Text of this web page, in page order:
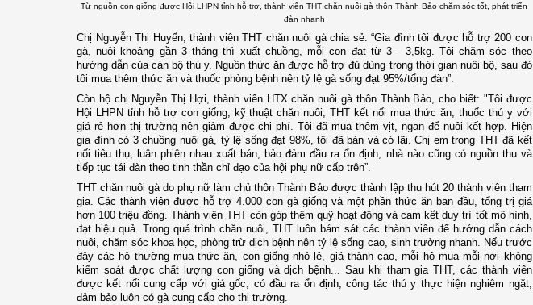
Từ nguồn con giống được Hội LHPN tỉnh hỗ trợ, thành viên THT chăn nuôi gà thôn Thành Bảo chăm sóc tốt, phát triển
đàn nhanh
Chị Nguyễn Thị Huyến, thành viên THT chăn nuôi gà chia sẻ: “Gia đình tôi được hỗ trợ 200 con
gà, nuôi khoảng gần 3 tháng thì xuất chuồng, mỗi con đạt từ 3 - 3,5kg. Tôi chăm sóc theo
hướng dẫn của cán bộ thú y. Nguồn thức ăn được hỗ trợ đủ dùng trong thời gian nuôi bộ, sau đó
tôi mua thêm thức ăn và thuốc phòng bệnh nên tỷ lệ gà sống đạt 95%/tổng đàn”.
Còn hộ chị Nguyễn Thị Hợi, thành viên HTX chăn nuôi gà thôn Thành Bảo, cho biết: "Tôi được
Hội LHPN tỉnh hỗ trợ con giống, kỹ thuật chăn nuôi; THT kết nối mua thức ăn, thuốc thú y với
giá rẻ hơn thị trường nên giảm được chi phí. Tôi đã mua thêm vịt, ngan để nuôi kết hợp. Hiện
gia đình có 3 chuồng nuôi gà, tỷ lệ sống đạt 98%, tôi đã bán và có lãi. Chị em trong THT đã kết
nối tiêu thụ, luân phiên nhau xuất bán, bảo đảm đầu ra ổn định, nhà nào cũng có nguồn thu và
tiếp tục tái đàn theo tinh thần chỉ đạo của hội phụ nữ cấp trên”.
THT chăn nuôi gà do phụ nữ làm chủ thôn Thành Bảo được thành lập thu hút 20 thành viên tham
gia. Các thành viên được hỗ trợ 4.000 con gà giống và một phần thức ăn ban đầu, tổng trị giá
hơn 100 triệu đồng. Thành viên THT còn góp thêm quỹ hoạt động và cam kết duy trì tốt mô hình,
đạt hiệu quả. Trong quá trình chăn nuôi, THT luôn bám sát các thành viên để hướng dẫn cách
nuôi, chăm sóc khoa học, phòng trừ dịch bệnh nên tỷ lệ sống cao, sinh trưởng nhanh. Nếu trước
đây các hộ thường mua thức ăn, con giống nhỏ lẻ, giá thành cao, mỗi hộ mua mỗi nơi không
kiểm soát được chất lượng con giống và dịch bệnh... Sau khi tham gia THT, các thành viên
được kết nối cung cấp với giá gốc, có đầu ra ổn định, công tác thú y thực hiện nghiêm ngặt,
đảm bảo luôn có gà cung cấp cho thị trường.